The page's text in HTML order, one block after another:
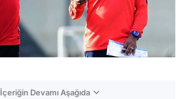
İçeriğin Devamı Aşağıda